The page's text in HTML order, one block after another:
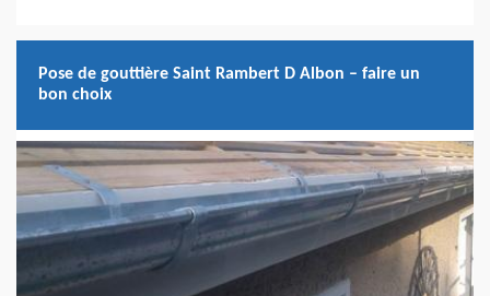
Pose de gouttière Saint Rambert D Albon – faire un
bon choix